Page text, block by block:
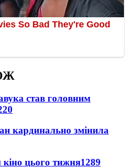
став головним
кардинально змінила
цього тижня1289